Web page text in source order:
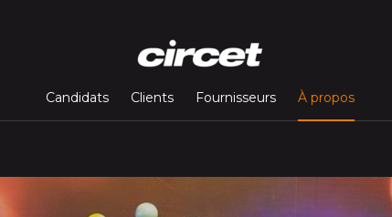
Candidats Clients Fournisseurs À propos(page